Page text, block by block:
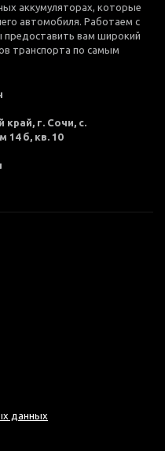
аккумуляторах, которые
автомобиля. Работаем с
вам широкий
транспорта по самым
край, г. Сочи, с.
14 б, кв. 10
данных